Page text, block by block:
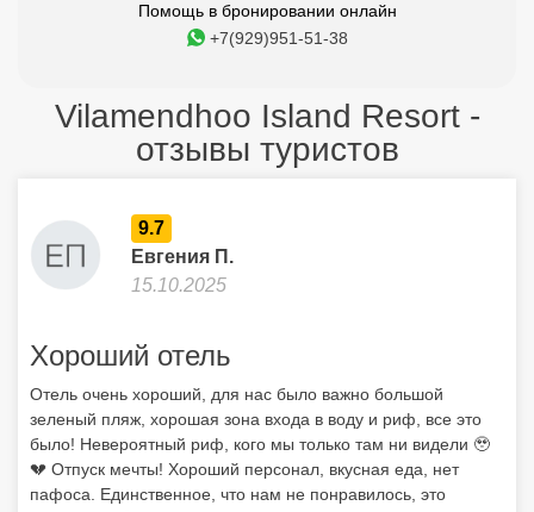
Помощь в бронировании онлайн
+7(929)951-51-38
Vilamendhoo Island Resort -
отзывы туристов
9.7
Евгения П.
15.10.2025
Хороший отель
Отель очень хороший, для нас было важно большой
зеленый пляж, хорошая зона входа в воду и риф, все это
было! Невероятный риф, кого мы только там ни видели 🥹
💔 Отпуск мечты! Хороший персонал, вкусная еда, нет
пафоса. Единственное, что нам не понравилось, это